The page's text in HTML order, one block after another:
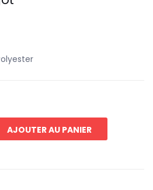
AJOUTER AU PANIER